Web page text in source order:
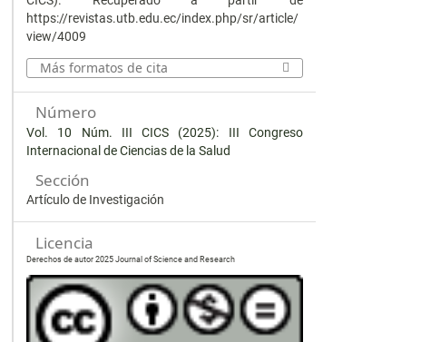
https://revistas.utb.edu.ec/index.php/sr/article/
view/4009
Más formatos de cita
Número
Vol. 10 Núm. III CICS (2025): III Congreso
Internacional de Ciencias de la Salud
Sección
Artículo de Investigación
Licencia
Derechos de autor 2025 Journal of Science and Research